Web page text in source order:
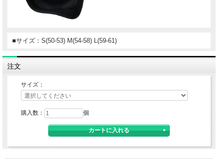
■サイズ：S(50-53) M(54-58) L(59-61)
注文
サイズ：
購入数： 個